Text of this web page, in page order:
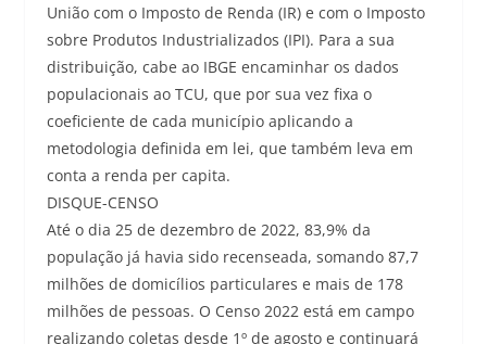
União com o Imposto de Renda (IR) e com o Imposto
sobre Produtos Industrializados (IPI). Para a sua
distribuição, cabe ao IBGE encaminhar os dados
populacionais ao TCU, que por sua vez fixa o
coeficiente de cada município aplicando a
metodologia definida em lei, que também leva em
conta a renda per capita.
DISQUE-CENSO
Até o dia 25 de dezembro de 2022, 83,9% da
população já havia sido recenseada, somando 87,7
milhões de domicílios particulares e mais de 178
milhões de pessoas. O Censo 2022 está em campo
realizando coletas desde 1º de agosto e continuará